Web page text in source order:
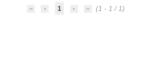
1 (1 - 1 / 1)